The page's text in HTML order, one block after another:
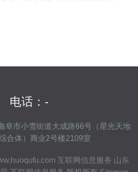
电话：-
阜市小雪街道大成路66号（星光天地
合体）商业2号楼2109室
互联网信息服务 山东